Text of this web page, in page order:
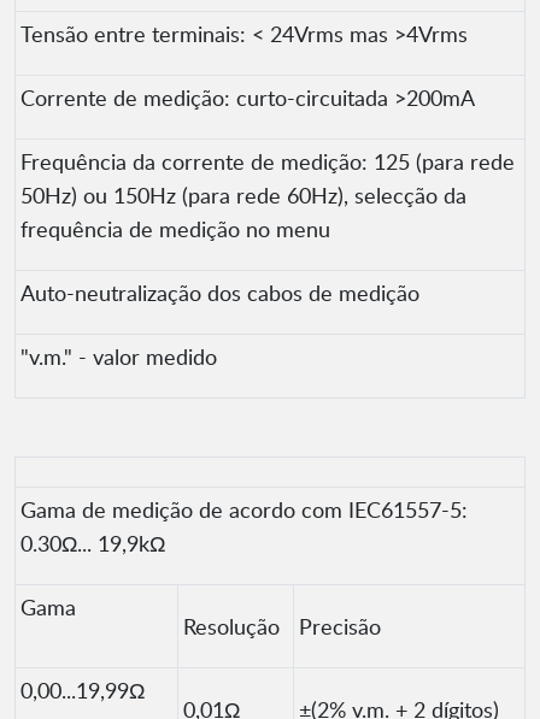
Tensão entre terminais: < 24Vrms mas >4Vrms
Corrente de medição: curto-circuitada >200mA
Frequência da corrente de medição: 125 (para rede
50Hz) ou 150Hz (para rede 60Hz), selecção da
frequência de medição no menu
Auto-neutralização dos cabos de medição
"v.m." - valor medido
Gama de medição de acordo com IEC61557-5:
0.30Ω... 19,9kΩ
Gama
Resolução Precisão
0,00...19,99Ω
0,01Ω ±(2% v.m. + 2 dígitos)